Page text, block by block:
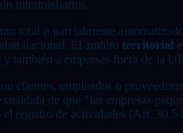
intermediarios.
total o parcialmente
nacional. El ámbito territorial
también a empresas fuera de la
clientes, empleados o
de que "las empresas
registro de actividades (Art. 30.5